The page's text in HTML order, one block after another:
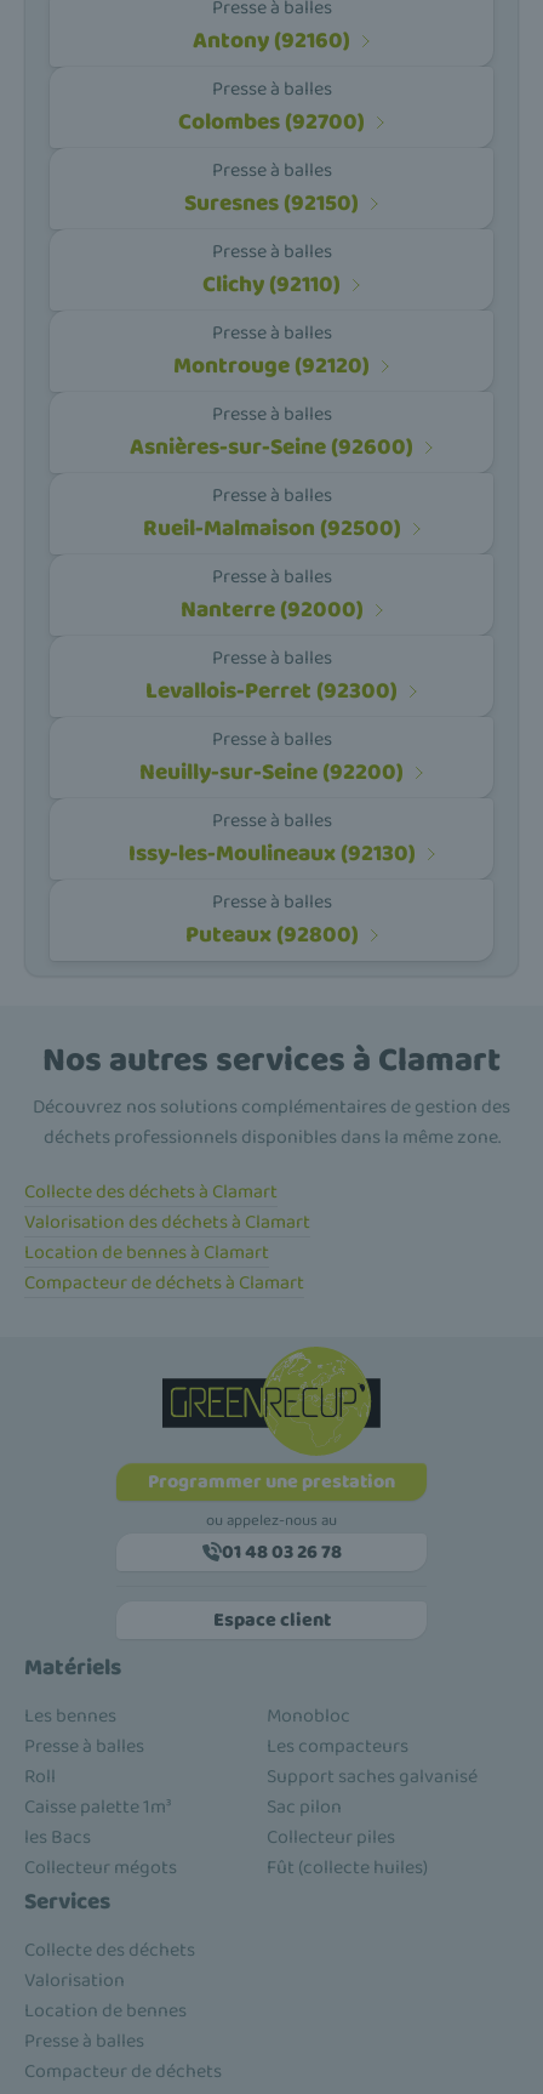
Presse à balles
Antony (92160)
Presse à balles
Colombes (92700)
Presse à balles
Suresnes (92150)
Presse à balles
Clichy (92110)
Presse à balles
Montrouge (92120)
Presse à balles
Asnières-sur-Seine (92600)
Presse à balles
Rueil-Malmaison (92500)
Presse à balles
Nanterre (92000)
Presse à balles
Levallois-Perret (92300)
Presse à balles
Neuilly-sur-Seine (92200)
Presse à balles
Issy-les-Moulineaux (92130)
Presse à balles
Puteaux (92800)
Nos autres services à Clamart
Découvrez nos solutions complémentaires de gestion des
déchets professionnels disponibles dans la même zone.
Collecte des déchets à Clamart
Valorisation des déchets à Clamart
Location de bennes à Clamart
Compacteur de déchets à Clamart
Programmer une prestation
ou appelez-nous au
01 48 03 26 78
Espace client
Matériels
Les bennes
Monobloc
Presse à balles
Les compacteurs
Roll
Support saches galvanisé
Caisse palette 1m³
Sac pilon
les Bacs
Collecteur piles
Collecteur mégots
Fût (collecte huiles)
Services
Collecte des déchets
Valorisation
Location de bennes
Presse à balles
Compacteur de déchets